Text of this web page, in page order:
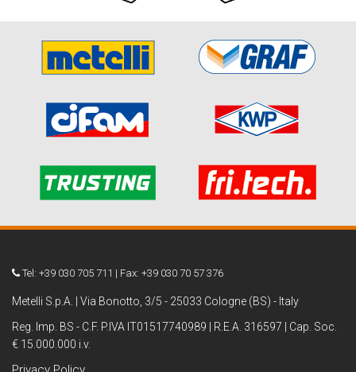
Tel: +39 030 705 711 | Fax: +39 030 70 57 376
Metelli S.p.A. | Via Bonotto, 3/5 - 25033 Cologne (BS) - Italy
Reg. Imp. BS - C.F. P.IVA IT01517740989 | R.E.A. 316597 | Cap. Soc.
€ 15.000.000 i.v.